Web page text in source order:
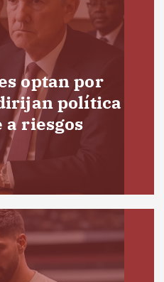
optan por
política
a riesgos